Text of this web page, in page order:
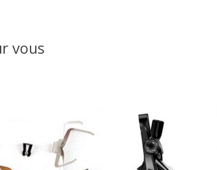
vous